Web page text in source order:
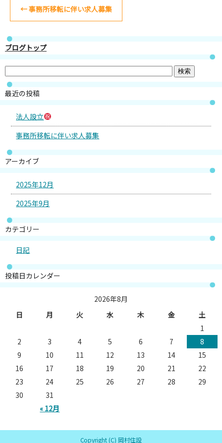
←事務所移転に伴い求人募集
ブログトップ
最近の投稿
法人設立
事務所移転に伴い求人募集
アーカイブ
2025年12月
2025年9月
カテゴリー
日記
投稿日カレンダー
2026年8月
日
月 火 水 木 金 土
« 12月
1
2
3 4 5 6 7
8
9
10 11 12 13 14
15
16
17 18 19 20 21
22
23
24 25 26 27 28
29
30
31
Copyright (C) 岡村住設